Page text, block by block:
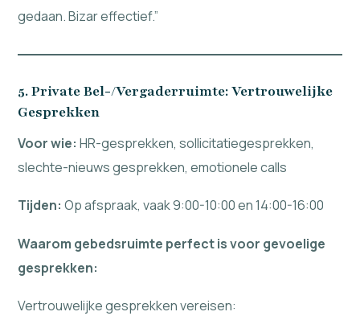
gedaan. Bizar effectief.”
5. Private Bel-/Vergaderruimte: Vertrouwelijke
Gesprekken
Voor wie: HR-gesprekken, sollicitatiegesprekken,
slechte-nieuws gesprekken, emotionele calls
Tijden: Op afspraak, vaak 9:00-10:00 en 14:00-16:00
Waarom gebedsruimte perfect is voor gevoelige
gesprekken:
Vertrouwelijke gesprekken vereisen: